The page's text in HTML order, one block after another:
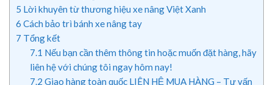
5 Lời khuyên từ thương hiệu xe nâng Việt Xanh
6 Cách bảo trì bánh xe nâng tay
7 Tổng kết
7.1 Nếu bạn cần thêm thông tin hoặc muốn đặt hàng, hãy
liên hệ với chúng tôi ngay hôm nay!
7.2 Giao hàng toàn quốc LIÊN HỆ MUA HÀNG – Tư vấn